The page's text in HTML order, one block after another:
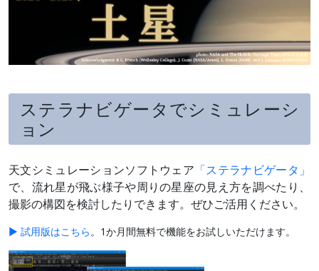
ステラナビゲータでシミュレーシ
ョン
天文シミュレーションソフトウェア 「ステラナビゲータ」
で、流れ星が飛ぶ様子や周りの星座の見え方を調べたり、
撮影の構図を検討したりできます。ぜひご活用ください。
▶ 試用版はこちら 。1か月間無料で機能をお試しいただけます。